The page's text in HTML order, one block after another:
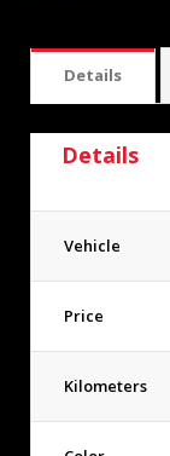
Details
Details
Vehicle
Price
Kilometers